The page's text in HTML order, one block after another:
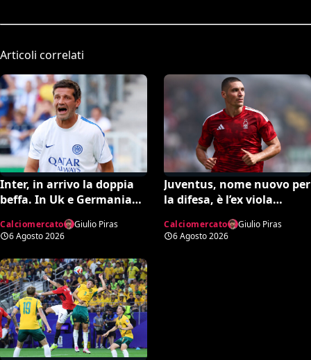
Articoli correlati
Inter, in arrivo la doppia
beffa. In Uk e Germania
e Diaby al Bayer”
Calciomercato
Giulio Piras
6 Agosto 2026
Juventus, nome nuovo per
la difesa, è l’ex viola
chiede quasi 30 milioni
Calciomercato
Giulio Piras
6 Agosto 2026